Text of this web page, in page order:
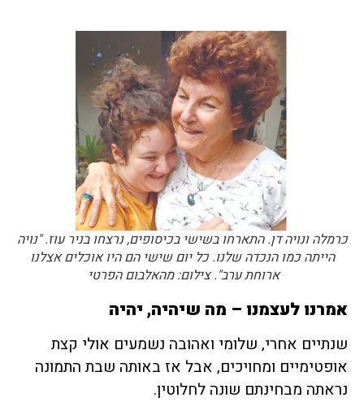
כרמלה ונויה דן. התארחו בשישי בכיסופים, נרצחו בניר עוז. "נויה
הייתה כמו הנכדה שלנו. כל יום שישי הם היו אוכלים אצלנו
ארוחת ערב". צילום: מהאלבום הפרטי
אמרנו לעצמנו – מה שיהיה, יהיה
שנתיים אחרי, שלומי ואהובה נשמעים אולי קצת
אופטימיים ומחויכים, אבל אז באותה שבת התמונה
נראתה מבחינתם שונה לחלוטין.